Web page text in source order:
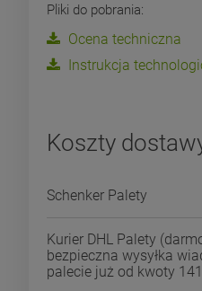
Pliki do pobrania:
Ocena techniczna
Instrukcja
Koszty
Cena nie zawiera
Schenker Palety
Kurier DHL Palety
bezpieczna wysyłka
palecie już od kwoty